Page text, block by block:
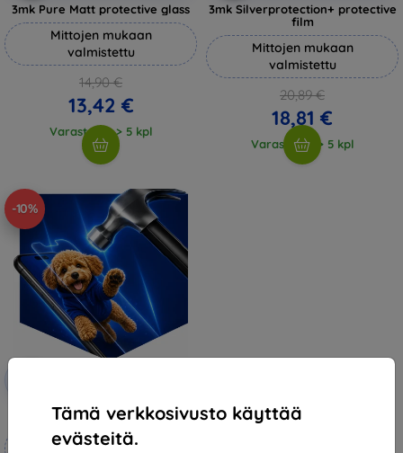
Tämä verkkosivusto käyttää
evästeitä.
3mk Pure Matt protective glass
Mittojen mukaan
valmistettu
14,90 €
13,42 €
Varastossa > 5 kpl
3mk Silverprotection+ protective
film
Mittojen mukaan
valmistettu
20,89 €
18,81 €
Varastossa > 5 kpl
-10%
3mk Hammer protective film
Mittojen mukaan